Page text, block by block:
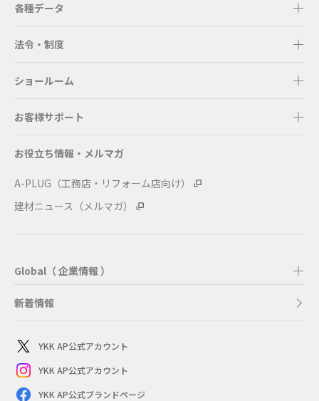
各種データ
法令・制度
ショールーム
お客様サポート
お役立ち情報・メルマガ
A-PLUG（工務店・リフォーム店向け）
建材ニュース（メルマガ）
Global（ 企業情報 ）
新着情報
YKK AP公式アカウント
YKK AP公式アカウント
YKK AP公式ブランドページ